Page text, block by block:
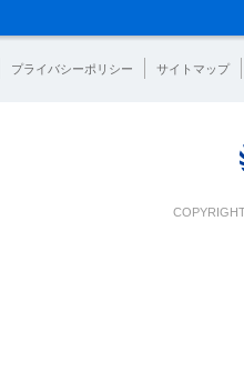
プライバシーポリシー サイトマップ